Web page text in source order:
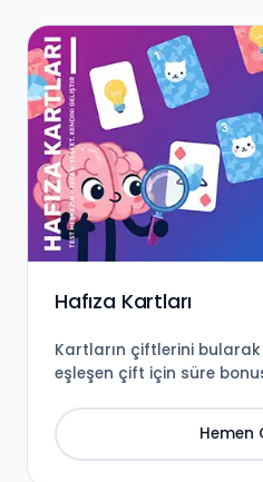
Hafıza Kartları
Kartların çiftlerini bularak
eşleşen çift için süre
Hemen